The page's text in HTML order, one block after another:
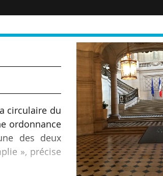
circulaire du
ordonnance
des deux
», précise